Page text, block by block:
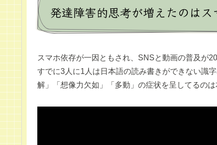
発達障害的思考が増えたのは
スマホ依存が一因ともされ、SNSと動画の普及が
すでに3人に1人は日本語の読み書きができない識
解」「想像力欠如」「多動」の症状を呈してるの